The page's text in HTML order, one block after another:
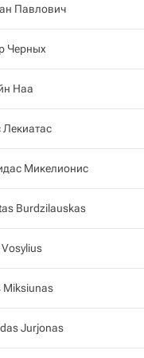
Павлович
Черных
Наа
Лекиатас
Микелионис
Burdzilauskas
Miksiunas
Jurjonas